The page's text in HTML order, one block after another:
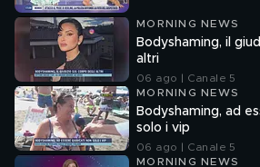
MORNING NEWS
Bodyshaming, il
altri
06 ago | Canale 5
MORNING NEWS
Bodyshaming, ad
solo i vip
06 ago | Canale 5
MORNING NEWS